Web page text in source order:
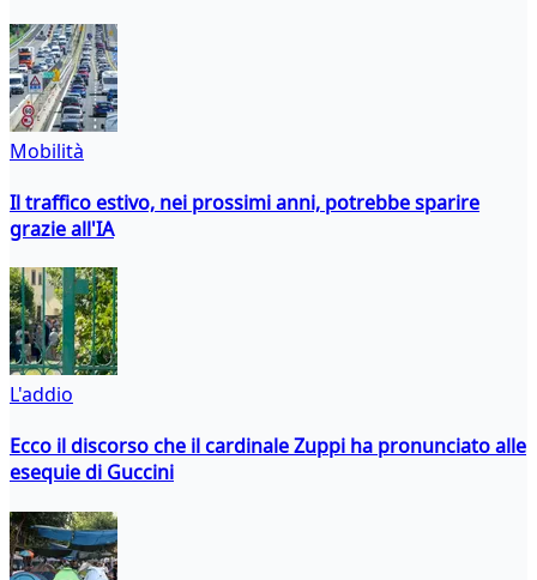
Mobilità
Il traffico estivo, nei prossimi anni, potrebbe sparire
grazie all'IA
L'addio
Ecco il discorso che il cardinale Zuppi ha pronunciato alle
esequie di Guccini